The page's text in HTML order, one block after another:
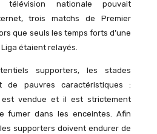
nationale pouvait
trois matchs de Premier
que seuls les temps forts d’une
étaient relayés.
supporters, les stades
de pauvres caractéristiques :
est vendue et il est strictement
fumer dans les enceintes. Afin
supporters doivent endurer de